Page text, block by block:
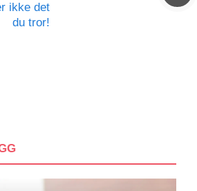
ikke det
du tror!